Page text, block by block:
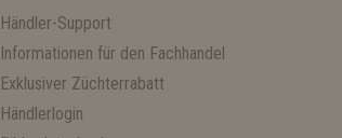
Händler-Support
Informationen für den Fachhandel
Exklusiver Züchterrabatt
Händlerlogin